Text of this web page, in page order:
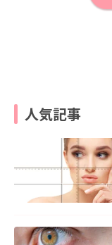
人気記事